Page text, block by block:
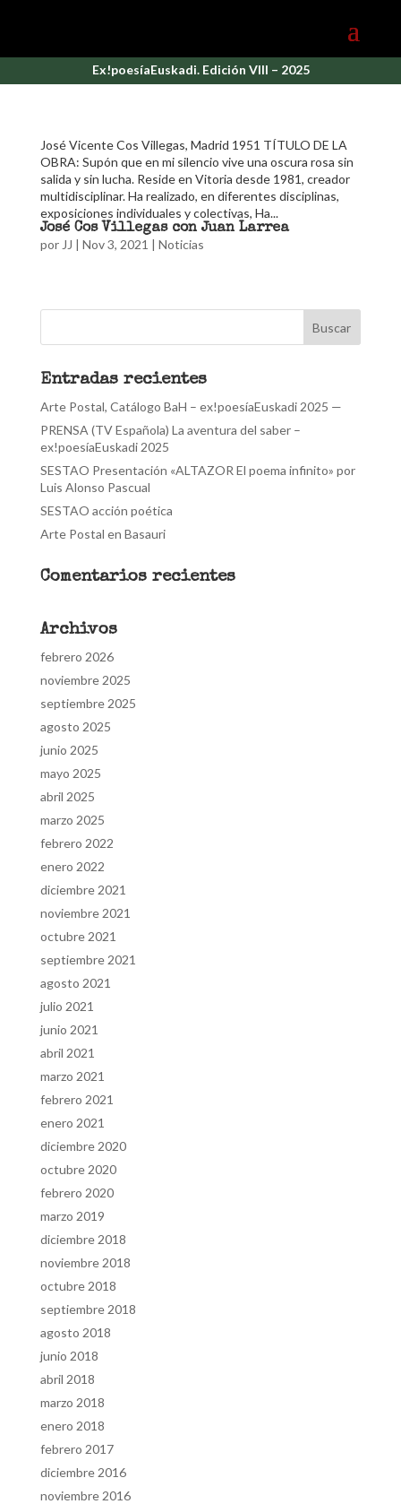
Ex!poesíaEuskadi. Edición VIII – 2025
José Cos Villegas con Juan Larrea
por JJ | Nov 3, 2021 | Noticias
José Vicente Cos Villegas, Madrid 1951 TÍTULO DE LA
OBRA: Supón que en mi silencio vive una oscura rosa sin
salida y sin lucha. Reside en Vitoria desde 1981, creador
multidisciplinar. Ha realizado, en diferentes disciplinas,
exposiciones individuales y colectivas, Ha...
Entradas recientes
Arte Postal, Catálogo BaH – ex!poesíaEuskadi 2025 —
PRENSA (TV Española) La aventura del saber –
ex!poesíaEuskadi 2025
SESTAO Presentación «ALTAZOR El poema infinito» por
Luis Alonso Pascual
SESTAO acción poética
Arte Postal en Basauri
Comentarios recientes
Archivos
febrero 2026
noviembre 2025
septiembre 2025
agosto 2025
junio 2025
mayo 2025
abril 2025
marzo 2025
febrero 2022
enero 2022
diciembre 2021
noviembre 2021
octubre 2021
septiembre 2021
agosto 2021
julio 2021
junio 2021
abril 2021
marzo 2021
febrero 2021
enero 2021
diciembre 2020
octubre 2020
febrero 2020
marzo 2019
diciembre 2018
noviembre 2018
octubre 2018
septiembre 2018
agosto 2018
junio 2018
abril 2018
marzo 2018
enero 2018
febrero 2017
diciembre 2016
noviembre 2016